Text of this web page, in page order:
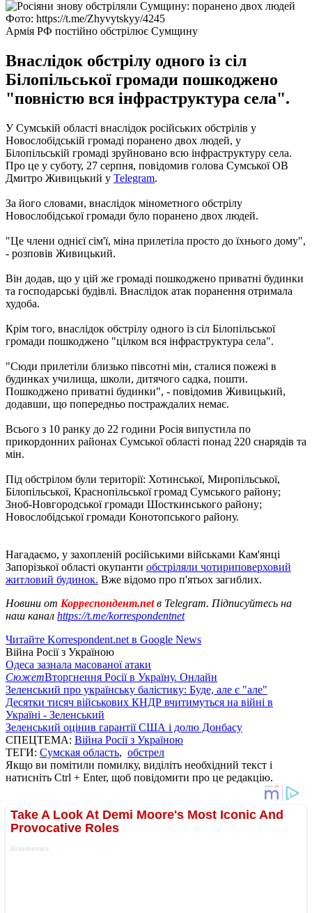
Фото: https://t.me/Zhyvytskyy/4245
Армія РФ постійно обстрілює Сумщину
Внаслідок обстрілу одного із сіл
Білопільської громади пошкоджено
"повністю вся інфраструктура села".
У Сумській області внаслідок російських обстрілів у
Новослобідській громаді поранено двох людей, у
Білопільській громаді зруйновано всю інфраструктуру села.
Про це у суботу, 27 серпня, повідомив голова Сумської ОВ
Дмитро Живицький у Telegram.
За його словами, внаслідок мінометного обстрілу
Новослобідської громади було поранено двох людей.
"Це члени однієї сім'ї, міна прилетіла просто до їхнього дому",
- розповів Живицький.
Він додав, що у цій же громаді пошкоджено приватні будинки
та господарські будівлі. Внаслідок атак поранення отримала
худоба.
Крім того, внаслідок обстрілу одного із сіл Білопільської
громади пошкоджено "цілком вся інфраструктура села".
"Сюди прилетіли близько півсотні мін, сталися пожежі в
будинках училища, школи, дитячого садка, пошти.
Пошкоджено приватні будинки", - повідомив Живицький,
додавши, що попередньо постраждалих немає.
Всього з 10 ранку до 22 години Росія випустила по
прикордонних районах Сумської області понад 220 снарядів та
мін.
Під обстрілом були території: Хотинської, Миропільської,
Білопільської, Краснопільської громад Сумського району;
Зноб-Новгородської громади Шосткинського району;
Новослобідської громади Конотопського району.
Нагадаємо, у захопленій російськими військами Кам'янці
Запорізької області окупанти обстріляли чотириповерховий
житловий будинок. Вже відомо про п'ятьох загиблих.
Новини от Корреспондент.netв Telegram. Підписуйтесь на
наш канал https://t.me/korrespondentnet
Читайте Korrespondent.net в Google News
Війна Росії з Україною
Одеса зазнала масованої атаки
СюжетВторгнення Росії в Україну. Онлайн
Зеленський про українську балістику: Буде, але є "але"
Десятки тисяч військових КНДР вчитимуться на війні в
Україні - Зеленський
Зеленський оцінив гарантії США і долю Донбасу
СПЕЦТЕМА: Війна Росії з Україною
ТЕГИ: Сумская область, обстрел
Якщо ви помітили помилку, виділіть необхідний текст і
натисніть Ctrl + Enter, щоб повідомити про це редакцію.